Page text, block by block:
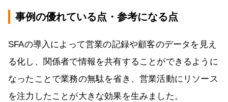
事例の優れている点・参考になる点
SFAの導入によって営業の記録や顧客のデータを見え
る化し、関係者で情報を共有することができるように
なったことで業務の無駄を省き、営業活動にリソース
を注力したことが大きな効果を生みました。